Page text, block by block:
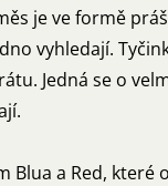
je ve formě
vyhledají.
Jedná se o
Blua a Red, které